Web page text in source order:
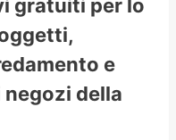
gratuiti per lo
e
della